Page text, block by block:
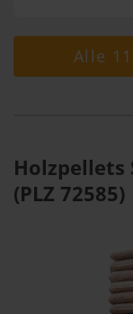
Alle
Holzpellets
(PLZ 72585)